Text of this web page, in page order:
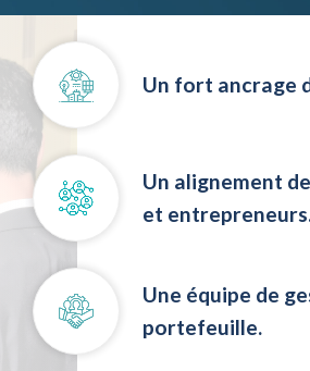
Un fort ancrage
Un alignement
et
Une équipe de
portefeuille.